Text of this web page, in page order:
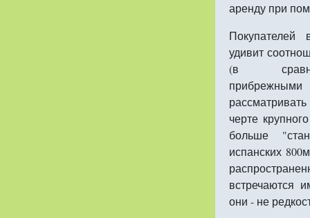
аренду при
Покупателей
удивит
(в
прибрежными
черте
больше
испанских
встречаются
они - не